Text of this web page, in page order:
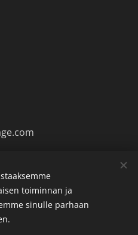
Evästeet
toiminnan ja
sinulle parhaan